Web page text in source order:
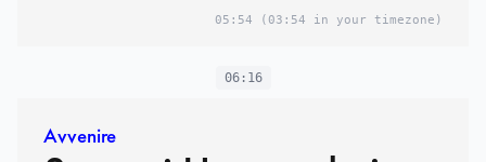
05:54 (03:54 in your timezone)
06:16
Avvenire